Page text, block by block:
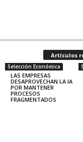
Artículos
Selección Económica
LAS EMPRESAS
DESAPROVECHAN LA IA
POR MANTENER
PROCESOS
FRAGMENTADOS